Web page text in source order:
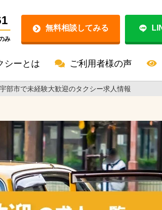
み
無料相談してみる
シーとは ご利用者様の声
宇部市で未経験大歓迎のタクシー求人情報